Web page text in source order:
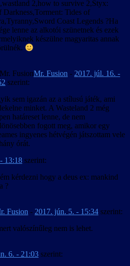
2,how to survive 2,Styx:
Darkness,Torment: Tides of
Coast Legends ?Ha
lenne az alkotói szünetnek és ezek
készülne magyaritas annak
Mr. Fusion - 2017. júl. 16. -
szerint:
sem igazán az a stílusú játék, ami
minket. A Wasteland 2 még
határeset lenne, de nem
fogott meg, amikor egy
ingyenes hétvégén játszottam vele
órát.
13:18 szerint:
kérdezni hogy a deus ex: mankind
?
Fusion - 2017. jún. 5. - 15:34 szerint:
valószínűleg nem is lehet.
6. - 21:03 szerint: